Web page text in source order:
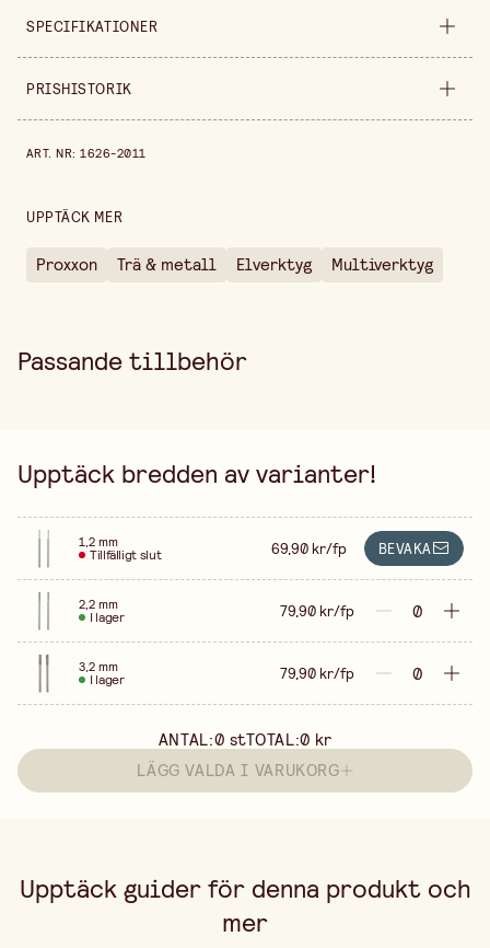
SPECIFIKATIONER
Produktvariant 1,2 mm
Bredd
PRISHISTORIK
ART. NR:1626-2011
UPPTÄCK MER
Proxxon Trä & metall Elverktyg Multiverktyg
Passande tillbehör
Upptäck bredden av varianter!
1,2 mm
Tillfälligt slut 69,90 kr/fp BEVAKA
2,2 mm
I lager 79,90 kr/fp
3,2 mm
I lager 79,90 kr/fp
ANTAL:0 stTOTAL:0 kr
LÄGG VALDA I VARUKORG
Upptäck guider för denna produkt och
mer